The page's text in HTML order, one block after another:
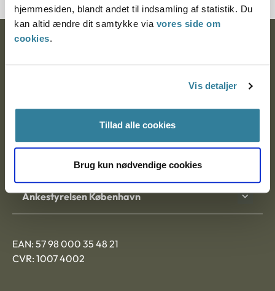
hjemmesiden, blandt andet til indsamling af statistik. Du
kan altid ændre dit samtykke via vores side om
cookies.
Vis detaljer
Tillad alle cookies
Brug kun nødvendige cookies
Ankestyrelsen
9000 Aalborg
Ankestyrelsen Aalborg
Ankestyrelsen København
EAN: 57 98 000 35 48 21
CVR: 1007 4002